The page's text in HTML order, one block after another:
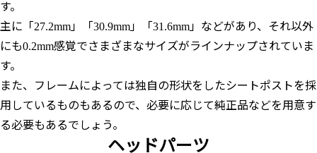
す。
主に「27.2mm」「30.9mm」「31.6mm」などがあり、それ以外
にも0.2mm感覚でさまざまなサイズがラインナップされていま
す。
また、フレームによっては独自の形状をしたシートポストを採
用しているものもあるので、必要に応じて純正品などを用意す
る必要もあるでしょう。
ヘッドパーツ